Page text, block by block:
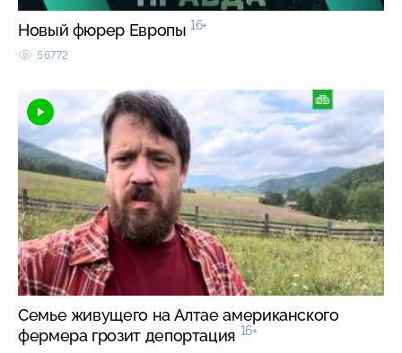
Новый фюрер Европы 16+
56772
Семье живущего на Алтае американского
фермера грозит депортация 16+